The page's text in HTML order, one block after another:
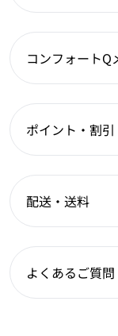
コンフォートQ
ポイント・割引
配送・送料
よくあるご質問